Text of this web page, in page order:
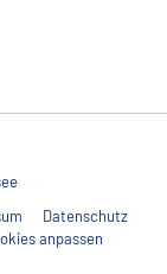
Datenschutz
anpassen